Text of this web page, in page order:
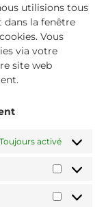
utilisions tous
dans la fenêtre
Vous
via votre
site web
Toujours activé